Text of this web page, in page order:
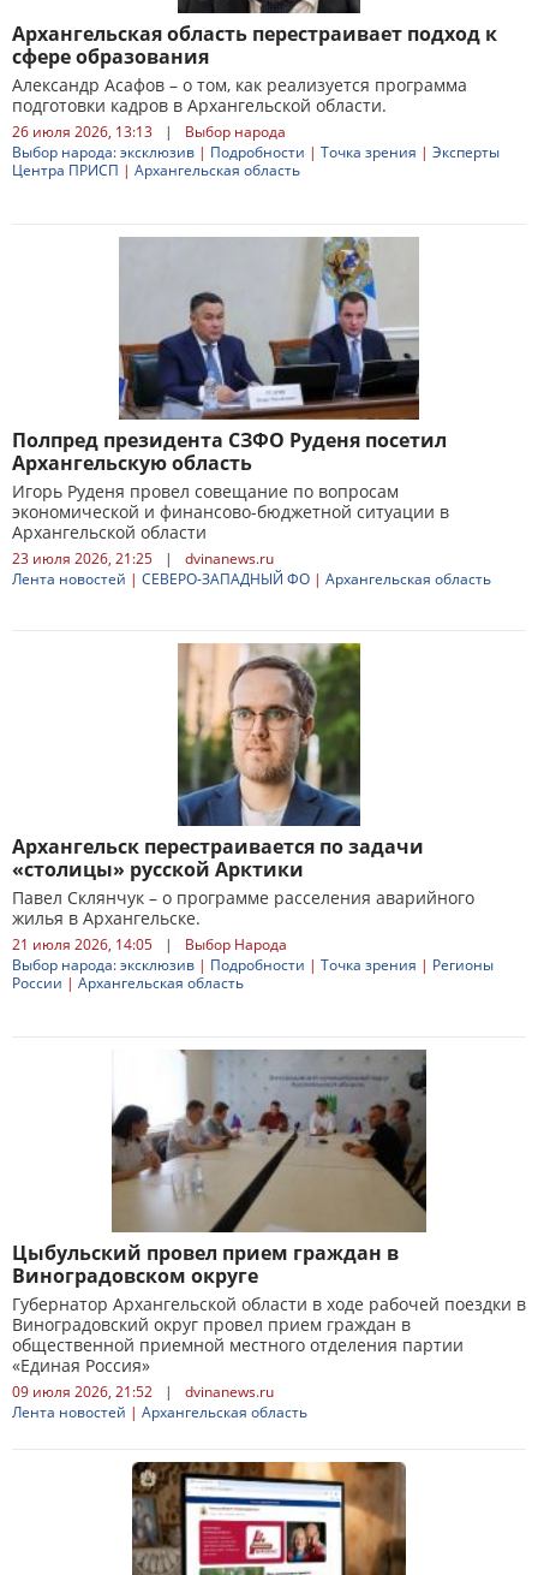
Архангельская область перестраивает подход к
сфере образования
Александр Асафов – о том, как реализуется программа
подготовки кадров в Архангельской области.
26 июля 2026, 13:13 |
Выбор народа
Выбор народа: эксклюзив | Подробности | Точка зрения | Эксперты
Центра ПРИСП | Архангельская область
Полпред президента СЗФО Руденя посетил
Архангельскую область
Игорь Руденя провел совещание по вопросам
экономической и финансово-бюджетной ситуации в
Архангельской области
23 июля 2026, 21:25 |
dvinanews.ru
Лента новостей | СЕВЕРО-ЗАПАДНЫЙ ФО | Архангельская область
Архангельск перестраивается по задачи
«столицы» русской Арктики
Павел Склянчук – о программе расселения аварийного
жилья в Архангельске.
21 июля 2026, 14:05 |
Выбор Народа
Выбор народа: эксклюзив | Подробности | Точка зрения | Регионы
России | Архангельская область
Цыбульский провел прием граждан в
Виноградовском округе
Губернатор Архангельской области в ходе рабочей поездки в
Виноградовский округ провел прием граждан в
общественной приемной местного отделения партии
«Единая Россия»
09 июля 2026, 21:52 |
dvinanews.ru
Лента новостей | Архангельская область